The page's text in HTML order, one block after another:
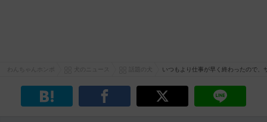
いつもより仕事が早く終わったので